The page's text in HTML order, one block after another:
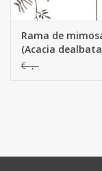
Rama de
(Acacia
ramificado, 29
€--,--